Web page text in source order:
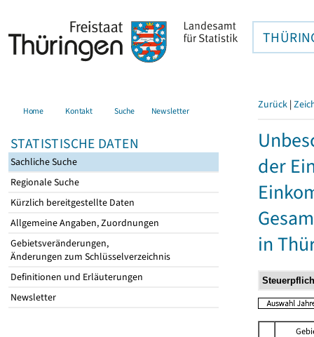
Home Kontakt Suche Newsletter
STATISTISCHE DATEN
Sachliche Suche
Regionale Suche
Kürzlich bereitgestellte Daten
Allgemeine Angaben, Zuordnungen
Gebietsveränderungen,
Änderungen zum Schlüsselverzeichnis
Definitionen und Erläuterungen
Newsletter
Zurück |
der
in